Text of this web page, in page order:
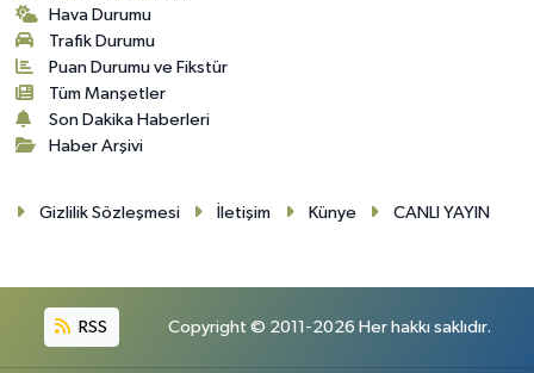
Hava Durumu
Trafik Durumu
Puan Durumu ve Fikstür
Tüm Manşetler
Son Dakika Haberleri
Haber Arşivi
Gizlilik Sözleşmesi İletişim Künye CANLI YAYIN
RSS Copyright © 2011-2026 Her hakkı saklıdır.